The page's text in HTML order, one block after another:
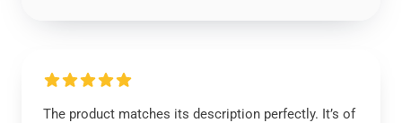
The product matches its description perfectly. It’s of